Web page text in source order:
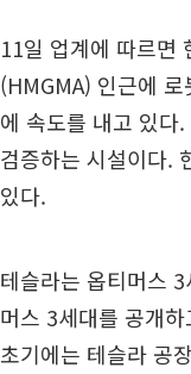
11일 업계에 따르면
(HMGMA) 인근에
에 속도를 내고 있다
검증하는 시설이다.
있다.
테슬라는 옵티머스
머스 3세대를 공개
초기에는 테슬라 공